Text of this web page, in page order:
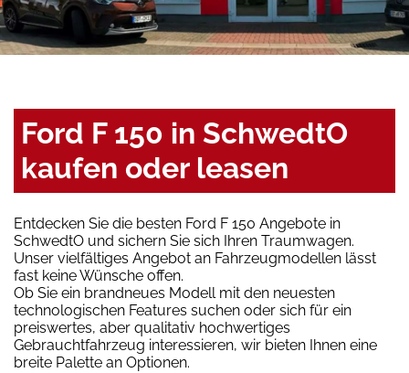
Ford F 150 in SchwedtO
kaufen oder leasen
Entdecken Sie die besten Ford F 150 Angebote in
SchwedtO und sichern Sie sich Ihren Traumwagen.
Unser vielfältiges Angebot an Fahrzeugmodellen lässt
fast keine Wünsche offen.
Ob Sie ein brandneues Modell mit den neuesten
technologischen Features suchen oder sich für ein
preiswertes, aber qualitativ hochwertiges
Gebrauchtfahrzeug interessieren, wir bieten Ihnen eine
breite Palette an Optionen.